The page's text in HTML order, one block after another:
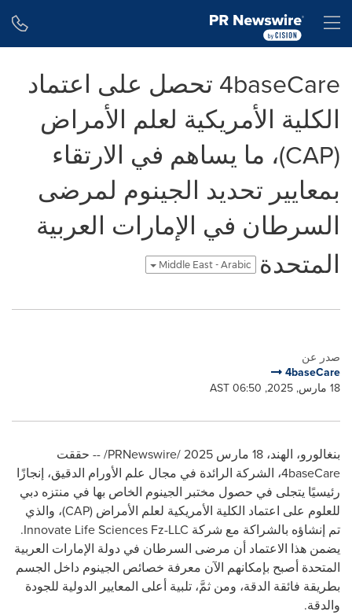
4baseCare تحصل على اعتماد
الكلية الأمريكية لعلم الأمراض
(CAP)، ما يساهم في الارتقاء
بمعايير تحديد الجينوم لمرضى
السرطان في الإمارات العربية
المتحدة
Middle East - Arabic
صدر عن
4baseCare
18 مارس, 2025, 06:50 AST
بنغالورو، الهند، 18 مارس 2025 /PRNewswire/ -- حققت
4baseCare، الشركة الرائدة في مجال علم الأورام الدقيق، إنجازًا
رئيسيًا يتجلى في حصول مختبر الجينوم الخاص بها في منتزه دبي
للعلوم على اعتماد الكلية الأمريكية لعلم الأمراض (CAP)، والذي
تم إنشاؤه بالشراكة مع شركة Innovate Life Sciences Fz-LLC.
يضمن هذا الاعتماد أن مرضى السرطان في دولة الإمارات العربية
المتحدة أصبح بإمكانهم الآن معرفة خصائص الجينوم داخل الجسم
بطريقة فائقة الدقة، ومن ثمَّ، تلبية أعلى المعايير الدولية للجودة
والدقة.